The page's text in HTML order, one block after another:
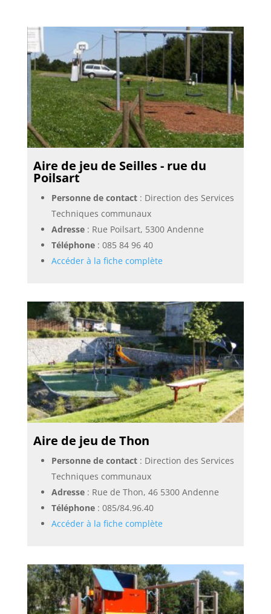
Aire de jeu de Seilles - rue du
Poilsart
Personne de contact: Direction des Services
Techniques communaux
Adresse: Rue Poilsart, 5300 Andenne
Téléphone: 085 84 96 40
Accéder à la fiche complète
Aire de jeu de Thon
Personne de contact: Direction des Services
Techniques communaux
Adresse: Rue de Thon, 46 5300 Andenne
Téléphone: 085/84.96.40
Accéder à la fiche complète